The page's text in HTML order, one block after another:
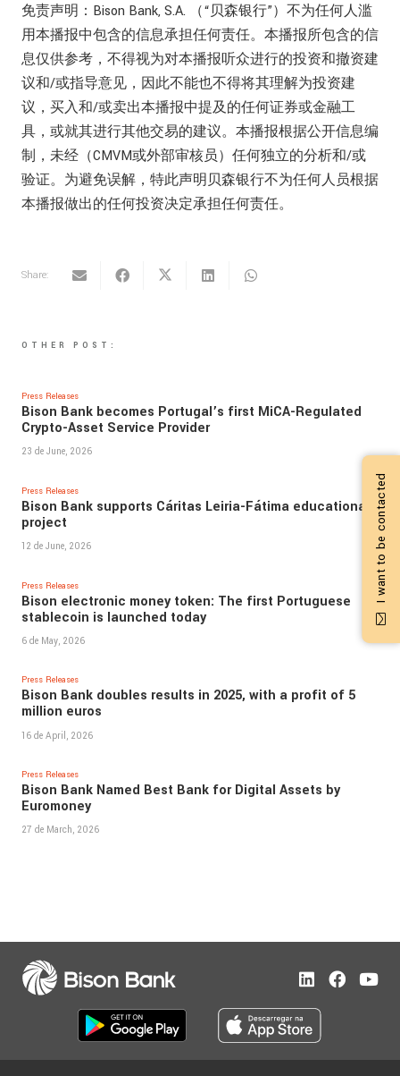
免责声明：Bison Bank, S.A. （“贝森银行”）不为任何人滥
用本播报中包含的信息承担任何责任。本播报所包含的信
息仅供参考，不得视为对本播报听众进行的投资和撤资建
议和/或指导意见，因此不能也不得将其理解为投资建
议，买入和/或卖出本播报中提及的任何证券或金融工
具，或就其进行其他交易的建议。本播报根据公开信息编
制，未经（CMVM或外部审核员）任何独立的分析和/或
验证。为避免误解，特此声明贝森银行不为任何人员根据
本播报做出的任何投资决定承担任何责任。
Share:
OTHER POST:
Press Releases
Bison Bank becomes Portugal’s first MiCA-Regulated
Crypto-Asset Service Provider
23 de June, 2026
Press Releases
Bison Bank supports Cáritas Leiria-Fátima educational
project
12 de June, 2026
Press Releases
Bison electronic money token: The first Portuguese
stablecoin is launched today
6 de May, 2026
Press Releases
Bison Bank doubles results in 2025, with a profit of 5
million euros
16 de April, 2026
Press Releases
Bison Bank Named Best Bank for Digital Assets by
Euromoney
27 de March, 2026
I want to be contacted